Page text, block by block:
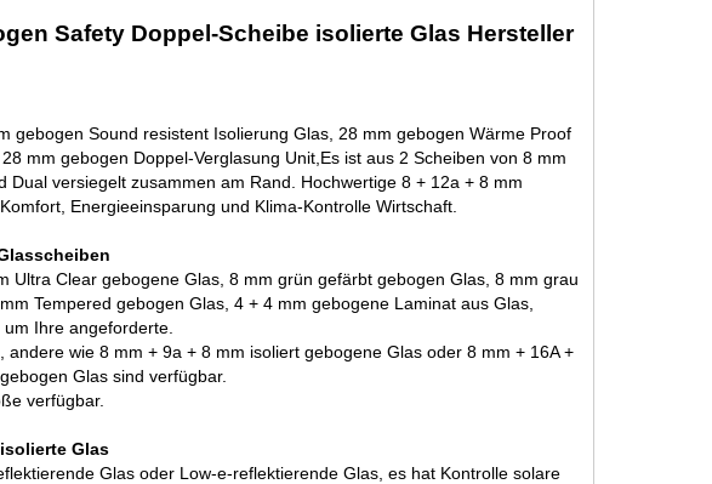
Safety Doppel-Scheibe isolierte Glas Hersteller
gebogen Sound resistent Isolierung Glas, 28 mm gebogen Wärme Proof
mm gebogen Doppel-Verglasung Unit, Es ist aus 2 Scheiben von 8 mm
versiegelt zusammen am Rand. Hochwertige 8 + 12a + 8 mm
Komfort, Energieeinsparung und Klima-Kontrolle Wirtschaft.
Ultra Clear gebogene Glas, 8 mm grün gefärbt gebogen Glas, 8 mm grau
Tempered gebogen Glas, 4 + 4 mm gebogene Laminat aus Glas,
Ihre angeforderte.
wie 8 mm + 9a + 8 mm isoliert gebogene Glas oder 8 mm + 16A +
Glas sind verfügbar.
verfügbar.
Glas
Glas oder Low-e-reflektierende Glas, es hat Kontrolle solare